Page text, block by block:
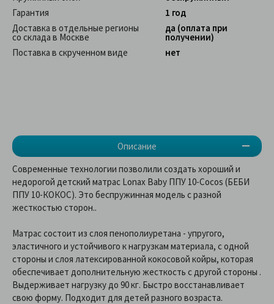
Описание
Гарантия
1 год
Доставка в отдельные регионы
со склада в Москве
да (оплата при
получении)
Поставка в скрученном виде
нет
Современные технологии позволили создать хороший и
недорогой детский матрас Lonax Baby ППУ 10-Cocos (БЕБИ
ППУ 10-КОКОС). Это беспружинная модель с разной
жесткостью сторон..
Матрас состоит из слоя пенополиуретана - упругого,
эластичного и устойчивого к нагрузкам материала, с одной
стороны и слоя латексированной кокосовой койры, которая
обеспечивает дополнительную жесткость с другой стороны .
Выдерживает нагрузку до 90 кг. Быстро восстанавливает
свою форму. Подходит для детей разного возраста.